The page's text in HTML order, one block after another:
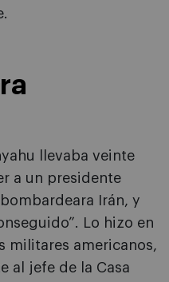
llevaba veinte
a un presidente
Irán, y
Lo hizo en
militares americanos,
al jefe de la Casa